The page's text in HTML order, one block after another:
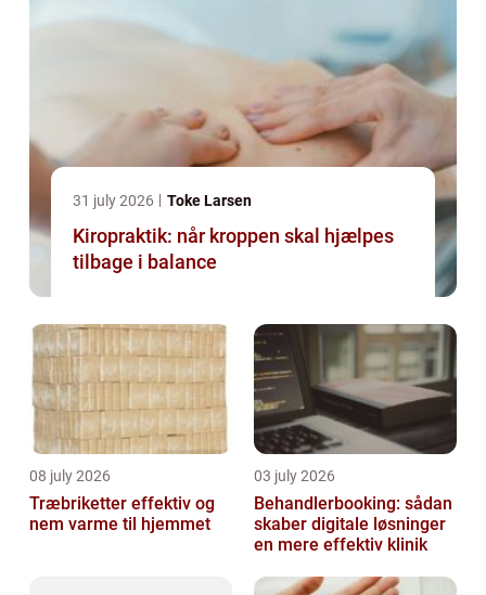
31 july 2026 Toke Larsen
Kiropraktik: når kroppen skal hjælpes
tilbage i balance
08 july 2026
Træbriketter effektiv og
nem varme til hjemmet
03 july 2026
Behandlerbooking: sådan
skaber digitale løsninger
en mere effektiv klinik